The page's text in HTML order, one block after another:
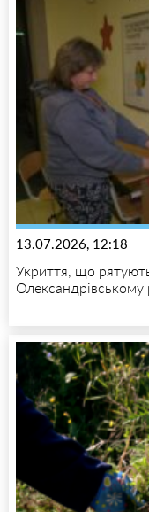
13.07.2026, 12:18
Укриття, що
Олександрівському